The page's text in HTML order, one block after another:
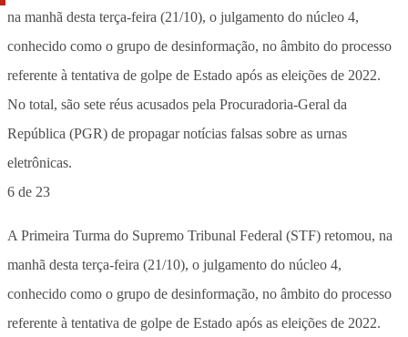
6 de 23
A Primeira Turma do Supremo Tribunal Federal (STF) retomou, na
manhã desta terça-feira (21/10), o julgamento do núcleo 4,
conhecido como o grupo de desinformação, no âmbito do processo
referente à tentativa de golpe de Estado após as eleições de 2022.